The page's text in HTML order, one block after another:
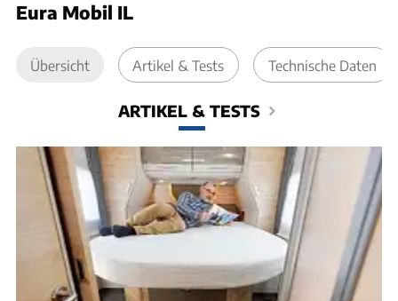
Eura Mobil IL
Übersicht Artikel & Tests Technische Daten
ARTIKEL & TESTS